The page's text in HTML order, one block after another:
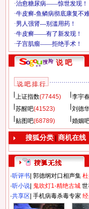
说 吧
说 吧 排 行
上证指数(77445) 李宇
苏醒吧(41523) 刘德
贴图吧(68789) 婚姻
搜狐分类| 商机在线
·听评书 郭德纲对口相声集
·听小说 鬼吹灯1-精绝古城
·共享区 手机病毒杀毒专家